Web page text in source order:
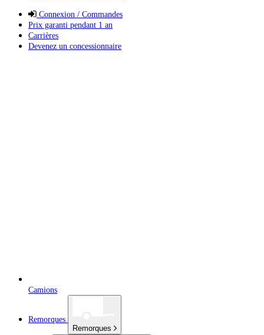
Connexion / Commandes
Prix garanti pendant 1 an
Carrières
Devenez un concessionnaire
Camions
Remorques
Remorques